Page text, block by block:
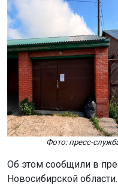
Фото: пресс-
Об этом сообщили в
Новосибирской области.